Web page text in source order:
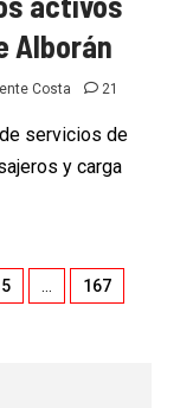
Alborán
Costa 21
servicios de
y carga
5
167